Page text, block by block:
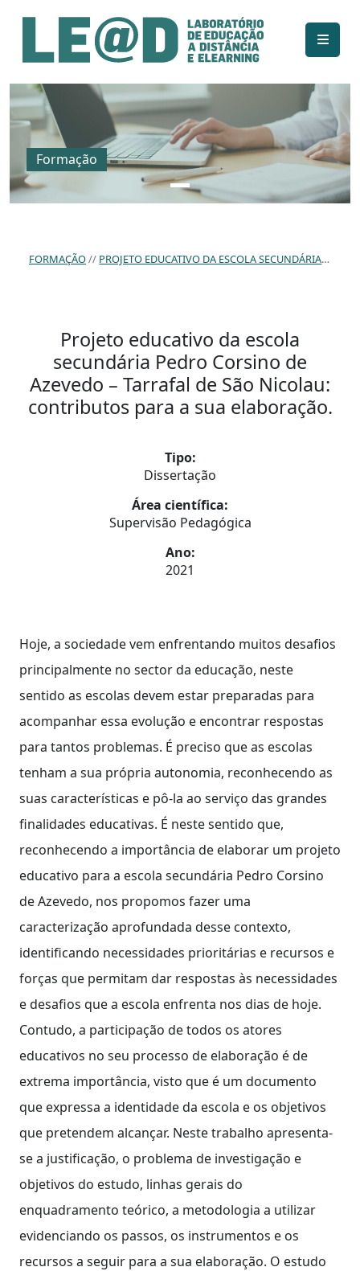
Ir para o conteúdo principal
Informações de acessibilidade
Mapa do site
Formação
FORMAÇÃO PROJETO EDUCATIVO DA ESCOLA SECUNDÁRIA PEDRO CORSINO DE AZEVEDO – TARRAFAL DE SÃO NICOLAU: CONTRIBUTOS PARA A SUA ELABORAÇÃO.
Projeto educativo da escola
secundária Pedro Corsino de
Azevedo – Tarrafal de São Nicolau:
contributos para a sua elaboração.
Tipo:
Dissertação
Área científica:
Supervisão Pedagógica
Ano:
2021
Hoje, a sociedade vem enfrentando muitos desafios
principalmente no sector da educação, neste
sentido as escolas devem estar preparadas para
acompanhar essa evolução e encontrar respostas
para tantos problemas. É preciso que as escolas
tenham a sua própria autonomia, reconhecendo as
suas características e pô-la ao serviço das grandes
finalidades educativas. É neste sentido que,
reconhecendo a importância de elaborar um projeto
educativo para a escola secundária Pedro Corsino
de Azevedo, nos propomos fazer uma
caracterização aprofundada desse contexto,
identificando necessidades prioritárias e recursos e
forças que permitam dar respostas às necessidades
e desafios que a escola enfrenta nos dias de hoje.
Contudo, a participação de todos os atores
educativos no seu processo de elaboração é de
extrema importância, visto que é um documento
que expressa a identidade da escola e os objetivos
que pretendem alcançar. Neste trabalho apresenta-
se a justificação, o problema de investigação e
objetivos do estudo, linhas gerais do
enquadramento teórico, a metodologia a utilizar
evidenciando os passos, os instrumentos e os
recursos a seguir para a sua elaboração. O estudo